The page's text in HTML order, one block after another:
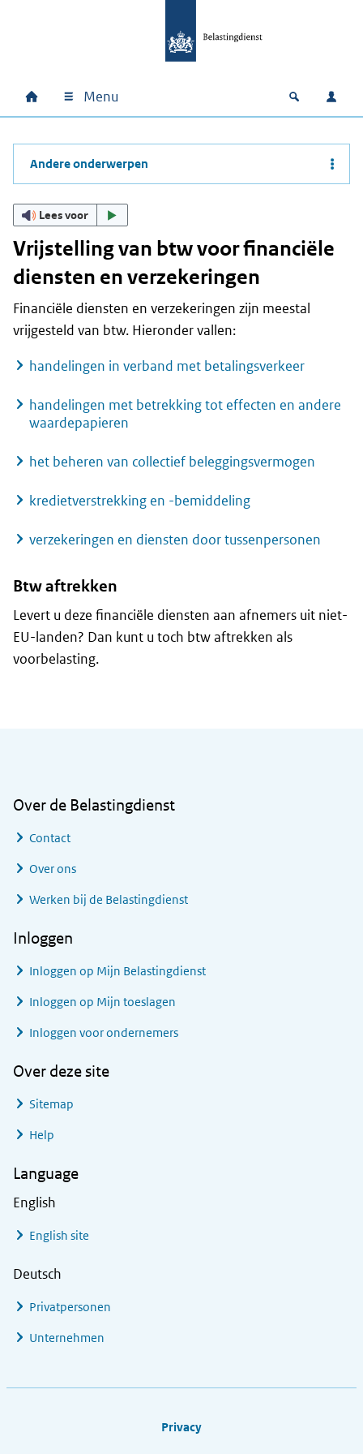
Hoofdnavigatie
Home Menu Open
Andere onderwerpen
Lees voor
Vrijstelling van btw voor financiële
diensten en verzekeringen
Financiële diensten en verzekeringen zijn meestal
vrijgesteld van btw. Hieronder vallen:
handelingen in verband met betalingsverkeer
handelingen met betrekking tot effecten en andere
waardepapieren
het beheren van collectief beleggingsvermogen
kredietverstrekking en -bemiddeling
verzekeringen en diensten door tussenpersonen
Btw aftrekken
Levert u deze financiële diensten aan afnemers uit niet-
EU-landen? Dan kunt u toch btw aftrekken als
voorbelasting.
Over de Belastingdienst
Contact
Over ons
Werken bij de Belastingdienst
Inloggen
Inloggen op Mijn Belastingdienst
Inloggen op Mijn toeslagen
Inloggen voor ondernemers
Over deze site
Sitemap
Help
Language
English
English site
Deutsch
Privatpersonen
Unternehmen
Privacy